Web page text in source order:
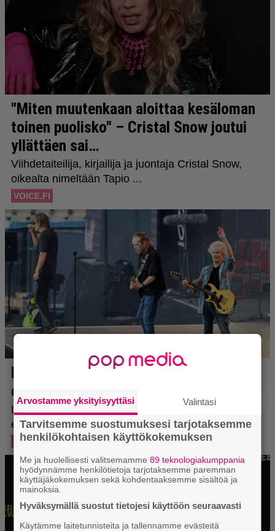
Arvostamme yksityisyyttäsi Valintasi
Tarvitsemme suostumuksesi tarjotaksemme
henkilökohtaisen käyttökokemuksen
Me ja huolellisesti valitsemamme89 teknologiakumppania
hyödynnämme henkilötietoja tarjotaksemme paremman
käyttäjäkokemuksen sekä kohdentaaksemme sisältöä ja
mainoksia.
Hyväksymällä suostut tietojesi käyttöön seuraavasti
Käytämme laitetunnisteita ja tallennamme evästeitä